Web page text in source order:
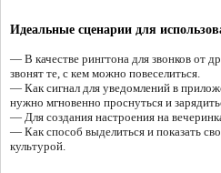
Идеальные сценарии для
— В качестве рингтона для звонков от
звонят те, с кем можно повеселиться.
— Как сигнал для уведомлений в
нужно мгновенно проснуться и
— Для создания настроения на
— Как способ выделиться и показать
культурой.